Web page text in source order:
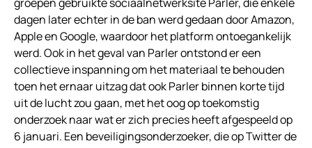
dagen later echter in de ban werd gedaan door Amazon,
Apple en Google, waardoor het platform ontoegankelijk
werd. Ook in het geval van Parler ontstond er een
collectieve inspanning om het materiaal te behouden
toen het ernaar uitzag dat ook Parler binnen korte tijd
uit de lucht zou gaan, met het oog op toekomstig
onderzoek naar wat er zich precies heeft afgespeeld op
6 januari. Een beveiligingsonderzoeker, die op Twitter de